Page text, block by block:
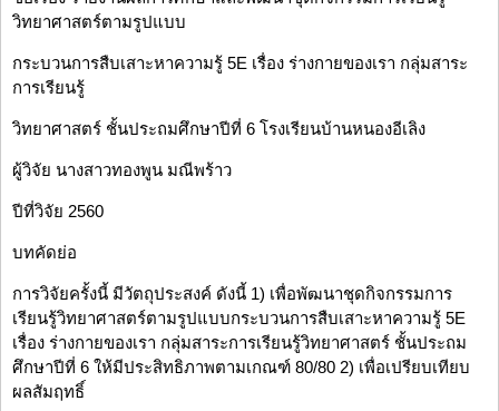
วิทยาศาสตร์ตามรูปแบบ
กระบวนการสืบเสาะหาความรู้ 5E เรื่อง ร่างกายของเรา กลุ่มสาระ
การเรียนรู้
วิทยาศาสตร์ ชั้นประถมศึกษาปีที่ 6 โรงเรียนบ้านหนองอีเลิง
ผู้วิจัย นางสาวทองพูน มณีพร้าว
ปีที่วิจัย 2560
บทคัดย่อ
การวิจัยครั้งนี้ มีวัตถุประสงค์ ดังนี้ 1) เพื่อพัฒนาชุดกิจกรรมการ
เรียนรู้วิทยาศาสตร์ตามรูปแบบกระบวนการสืบเสาะหาความรู้ 5E
เรื่อง ร่างกายของเรา กลุ่มสาระการเรียนรู้วิทยาศาสตร์ ชั้นประถม
ศึกษาปีที่ 6 ให้มีประสิทธิภาพตามเกณฑ์ 80/80 2) เพื่อเปรียบเทียบ
ผลสัมฤทธิ์